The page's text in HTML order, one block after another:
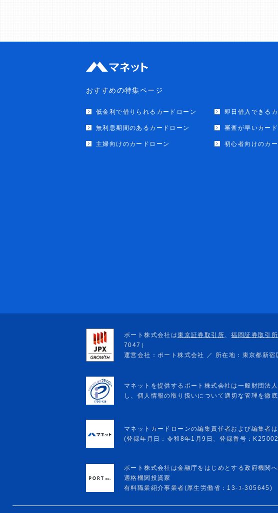
おすすめの特集ページ
低金利で借りられるカードローン 即日借入できる
無利息期間のあるカードローン 審査が早いカー
主婦向けのカードローン 初心者向けのカ
マネットカードローンの編集責任者および編集者
(登録年月日：令和8年1月9日、登録番号：
ポート株式会社は金融庁をはじめとする政府機関
適格機関投資家
有料職業紹介事業者(厚生労働省：13-ﾕ-305645)